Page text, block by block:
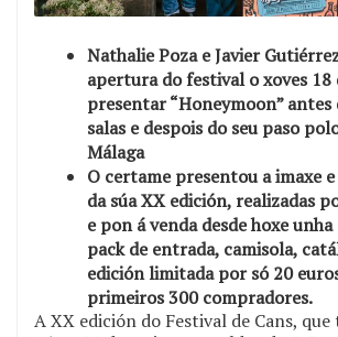
Nathalie Poza e Javier
apertura do festival o xoves 18
presentar “Honeymoon” antes
salas e despois do seu paso
Málaga
O certame presentou a imaxe
da súa XX edición, realizadas
e pon á venda desde hoxe
pack de entrada, camisola,
edición limitada por só 20
primeiros 300 compradores.
A XX edición do Festival de Cans,